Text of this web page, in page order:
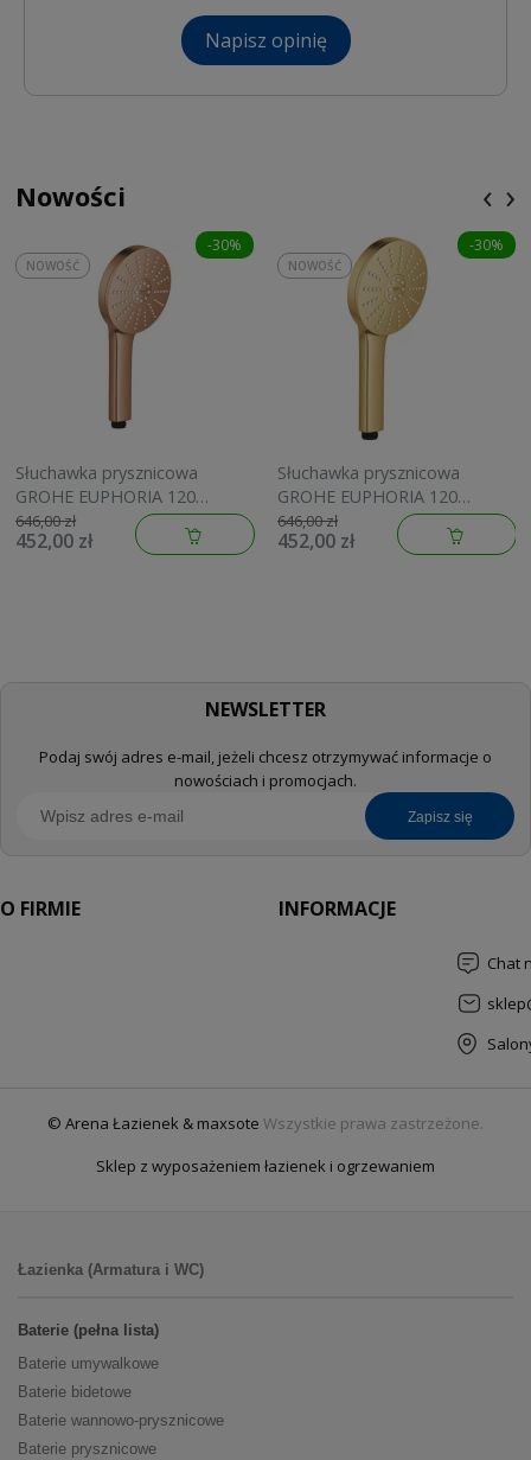
Napisz opinię
Nowości
-30%
Słuchawka prysznicowa
GROHE EUPHORIA 120
brushed warm sunset
134883DL00
646,00 zł
452,00 zł
NOWOŚĆ
-30%
Słuchawka prysznicowa
GROHE EUPHORIA 120
brushed cool sunrise
134883GN00
646,00 zł
452,00 zł
NOWOŚĆ
‹ ›
NEWSLETTER
Podaj swój adres e-mail, jeżeli chcesz otrzymywać informacje o
nowościach i promocjach.
zapisz się
O FIRMIE INFORMACJE
Chat
© Arena Łazienek & maxsote Wszystkie prawa zastrzeżone.
Sklep z wyposażeniem łazienek i ogrzewaniem
Łazienka (Armatura i WC)
Baterie (pełna lista)
Baterie umywalkowe
Baterie bidetowe
Baterie wannowo-prysznicowe
Baterie prysznicowe